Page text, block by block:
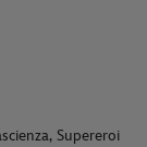
Supereroi